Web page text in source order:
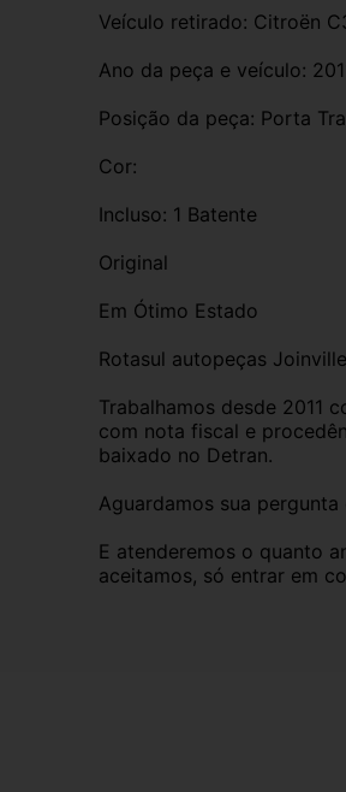
Veículo retirado: Citroën
Ano da peça e veículo:
Posição da peça: Porta
Cor:
Incluso: 1 Batente
Original
Em Ótimo Estado
Rotasul autopeças
Trabalhamos desde 2011
com nota fiscal e
baixado no Detran.
Aguardamos sua pergunta
E atenderemos o quanto
aceitamos, só entrar em